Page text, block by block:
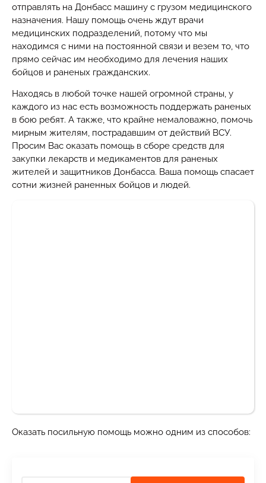
отправлять на Донбасс машину с грузом медицинского
назначения. Нашу помощь очень ждут врачи
медицинских подразделений, потому что мы
находимся с ними на постоянной связи и везем то, что
прямо сейчас им необходимо для лечения наших
бойцов и раненых гражданских.
Находясь в любой точке нашей огромной страны, у
каждого из нас есть возможность поддержать раненых
в бою ребят. А также, что крайне немаловажно, помочь
мирным жителям, пострадавшим от действий ВСУ.
Просим Вас оказать помощь в сборе средств для
закупки лекарств и медикаментов для раненых
жителей и защитников Донбасса. Ваша помощь спасает
сотни жизней раненных бойцов и людей.
Оказать посильную помощь можно одним из способов: